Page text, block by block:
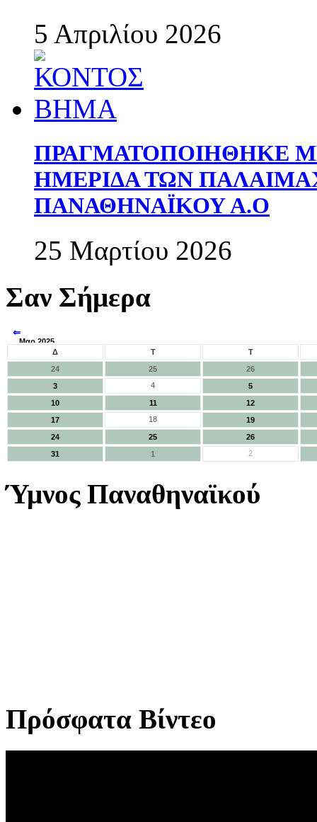
5 Απριλίου 2026
ΠΡΑΓΜΑΤΟΠΟΙΗΘΗΚΕ
ΗΜΕΡΙΔΑ ΤΩΝ
ΠΑΝΑΘΗΝΑΪΚΟΥ Α.Ο
25 Μαρτίου 2026
Σαν Σήμερα
⇐
Μαρ 2025
Δ Τ
Τ
24
25
26
3
4
5
10
11
12
17
18
19
24
25
26
31
1 2
Ύμνος Παναθηναϊκού
Πρόσφατα Βίντεο